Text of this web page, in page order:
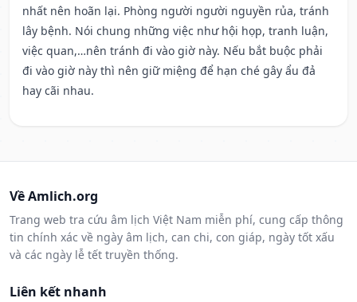
nhất nên hoãn lại. Phòng người người nguyền rủa, tránh
lây bệnh. Nói chung những việc như hội họp, tranh luận,
việc quan,…nên tránh đi vào giờ này. Nếu bắt buộc phải
đi vào giờ này thì nên giữ miệng để hạn ché gây ẩu đả
hay cãi nhau.
Về Amlich.org
Trang web tra cứu âm lịch Việt Nam miễn phí, cung cấp thông
tin chính xác về ngày âm lịch, can chi, con giáp, ngày tốt xấu
và các ngày lễ tết truyền thống.
Liên kết nhanh